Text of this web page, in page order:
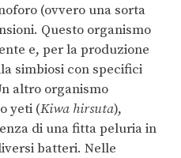
(ovvero una sorta
Questo organismo
e, per la produzione
simbiosi con specifici
altro organismo
yeti (Kiwa hirsuta),
di una fitta peluria in
batteri. Nelle